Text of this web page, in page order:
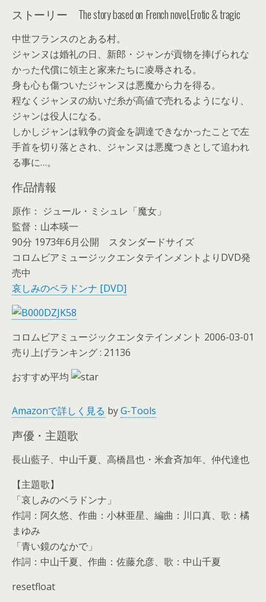
ストーリー The story based on French novel,Erotic & tragic
中世フランスのとある村。
ジャンヌは婚礼の日、新郎・ジャンが貢物を捧げられな
かった代償に領主と家来たちに凌辱される。
身も心も傷ついたジャンヌは悪魔から力を得る。
程なくジャンヌの紡いだ糸が高値で売れるようになり、
ジャンは役人になる。
しかしジャンは戦争の資金を調達できなかったことで左
手首を切り落とされ、ジャンヌは悪魔つきとして追われ
る事に…。
作品情報
原作： ジュール・ミシュレ「魔女」
監督：山本暎一
90分 1973年6月公開 スタンダードサイズ
コロムビアミュージックエンタテインメントよりDVD発
売中
哀しみのベラドンナ [DVD]
コロムビアミュージックエンタテインメント 2006-03-01
売り上げランキング : 21136
おすすめ平均
Amazonで詳しく見る byG-Tools
声優・主題歌
長山藍子、中山千夏、高橋昌也・米倉斉加年、仲代達也
【主題歌】
「哀しみのベラドンナ」
作詞：阿久悠、作曲：小林亜星、編曲：川口真、歌：橘
まゆみ
「青い鏡のなかで」
作詞：中山千夏、作曲：佐藤允彦、歌：中山千夏
resetfloat